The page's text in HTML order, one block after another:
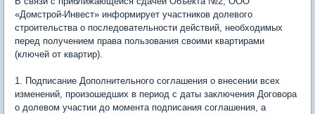
«Домстрой-Инвест» информирует участников долевого
строительства о последовательности действий, необходимых
перед получением права пользования своими квартирами
(ключей от квартир).
1. Подписание Дополнительного соглашения о внесении всех
изменений, произошедших в период с даты заключения Договора
о долевом участии до момента подписания соглашения, а